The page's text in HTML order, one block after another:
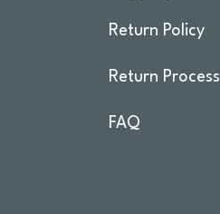
Return Policy
Return Process
FAQ